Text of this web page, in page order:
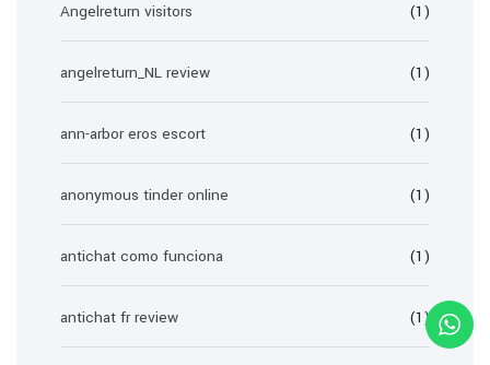
Angelreturn visitors (1)
angelreturn_NL review (1)
ann-arbor eros escort (1)
anonymous tinder online (1)
antichat como funciona (1)
antichat fr review (1)